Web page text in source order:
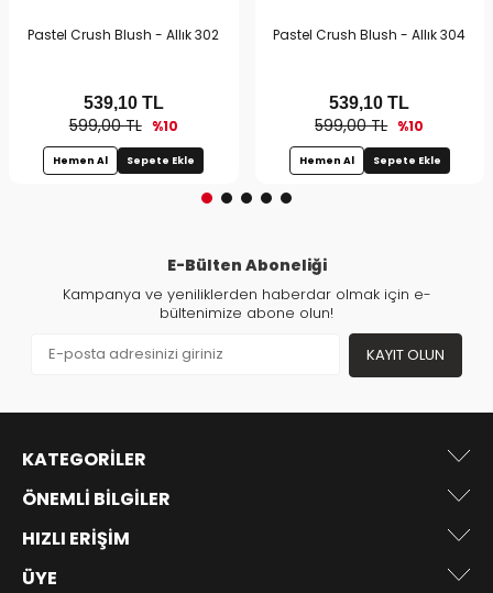
Pastel Crush Blush - Allık 302
599,00 TL %10
539,10TL
Hemen Al Sepete Ekle
Pastel Crush Blush - Allık 304
599,00 TL %10
539,10 TL
Hemen Al Sepete Ekle
E-Bülten Aboneliği
Kampanya ve yeniliklerden haberdar olmak için e-
bültenimize abone olun!
KAYIT OLUN
KATEGORILER
ÖNEMLI BILGILER
HIZLI ERIŞIM
ÜYE